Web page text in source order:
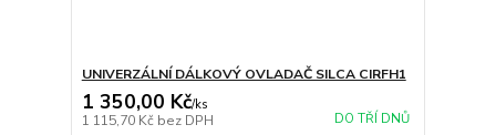
UNIVERZÁLNÍ DÁLKOVÝ OVLADAČ SILCA CIRFH1
1 350,00 Kč/ks
1 115,70 Kč bez DPH DO TŘÍ DNŮ